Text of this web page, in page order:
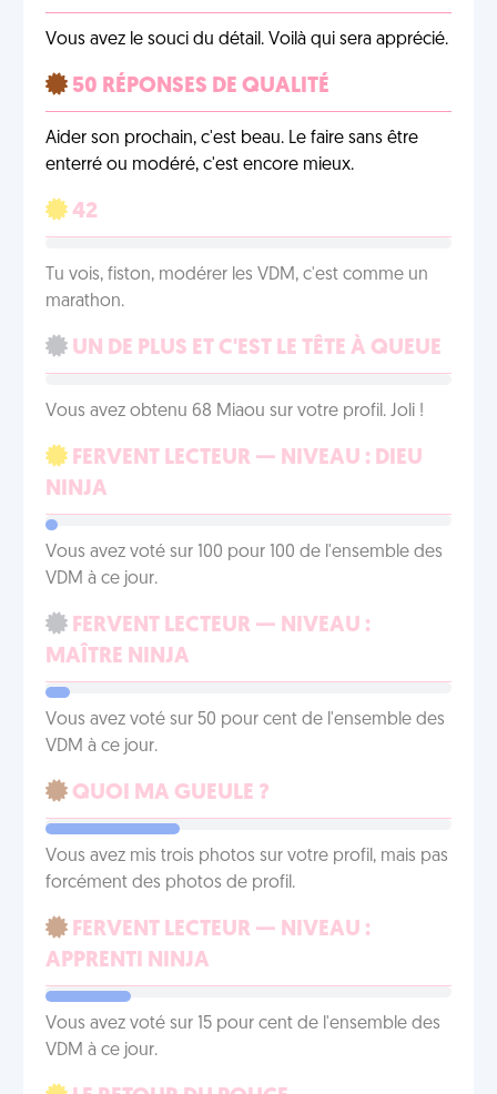
Vous avez le souci du détail. Voilà qui sera apprécié.
50 RÉPONSES DE QUALITÉ
Aider son prochain, c'est beau. Le faire sans être
enterré ou modéré, c'est encore mieux.
42
Tu vois, fiston, modérer les VDM, c'est comme un
marathon.
UN DE PLUS ET C'EST LE TÊTE À QUEUE
Vous avez obtenu 68 Miaou sur votre profil. Joli !
FERVENT LECTEUR — NIVEAU : DIEU
NINJA
Vous avez voté sur 100 pour 100 de l'ensemble des
VDM à ce jour.
FERVENT LECTEUR — NIVEAU :
MAÎTRE NINJA
Vous avez voté sur 50 pour cent de l'ensemble des
VDM à ce jour.
QUOI MA GUEULE ?
Vous avez mis trois photos sur votre profil, mais pas
forcément des photos de profil.
FERVENT LECTEUR — NIVEAU :
APPRENTI NINJA
Vous avez voté sur 15 pour cent de l'ensemble des
VDM à ce jour.